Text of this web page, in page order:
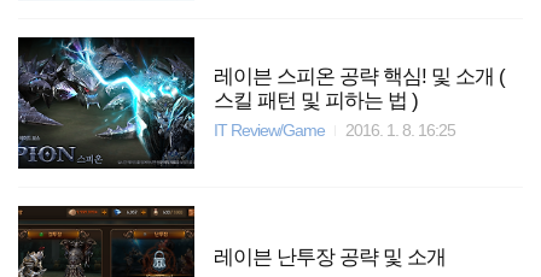
레이븐 스피온 공략 핵심! 및 소개 (
스킬 패턴 및 피하는 법 )
IT Review/Game 2016. 1. 8. 16:25
레이븐 난투장 공략 및 소개